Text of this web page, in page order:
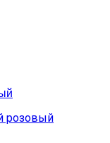
розовый